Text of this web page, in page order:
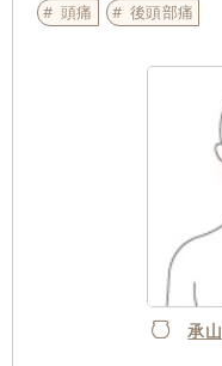
頭痛 後頭部痛
承山